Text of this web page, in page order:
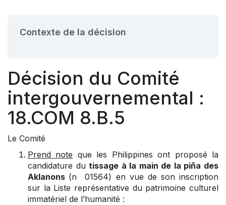
Contexte de la décision
Décision du Comité
intergouvernemental :
18.COM 8.B.5
Le Comité
Prend note que les Philippines ont proposé la
candidature dutissage à la main de la piña des
Aklanons (n 01564) en vue de son inscription
sur la Liste représentative du patrimoine culturel
immatériel de l’humanité :